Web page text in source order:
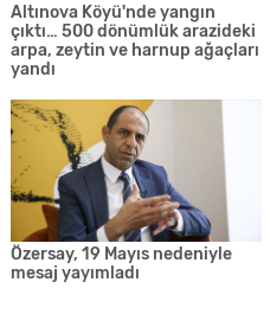
Altınova Köyü'nde yangın
çıktı… 500 dönümlük arazideki
arpa, zeytin ve harnup ağaçları
yandı
Özersay, 19 Mayıs nedeniyle
mesaj yayımladı